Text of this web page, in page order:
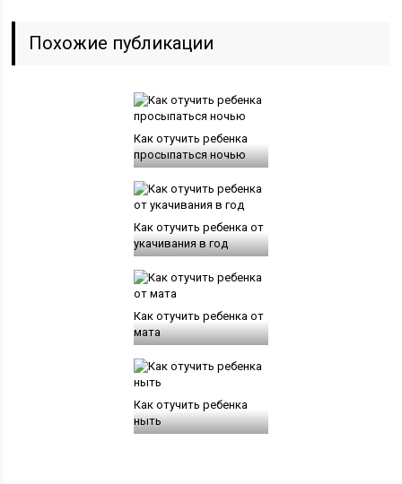
Похожие публикации
Как отучить ребенка
просыпаться ночью
Как отучить ребенка от
укачивания в год
Как отучить ребенка от
мата
Как отучить ребенка
ныть